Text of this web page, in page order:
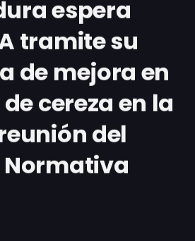
espera
tramite su
de mejora en
cereza en la
del
Normativa